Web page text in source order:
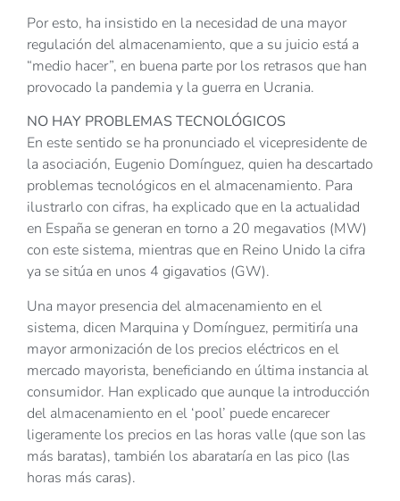
Por esto, ha insistido en la necesidad de una mayor
regulación del almacenamiento, que a su juicio está a
“medio hacer”, en buena parte por los retrasos que han
provocado la pandemia y la guerra en Ucrania.
NO HAY PROBLEMAS TECNOLÓGICOS
En este sentido se ha pronunciado el vicepresidente de
la asociación, Eugenio Domínguez, quien ha descartado
problemas tecnológicos en el almacenamiento. Para
ilustrarlo con cifras, ha explicado que en la actualidad
en España se generan en torno a 20 megavatios (MW)
con este sistema, mientras que en Reino Unido la cifra
ya se sitúa en unos 4 gigavatios (GW).
Una mayor presencia del almacenamiento en el
sistema, dicen Marquina y Domínguez, permitiría una
mayor armonización de los precios eléctricos en el
mercado mayorista, beneficiando en última instancia al
consumidor. Han explicado que aunque la introducción
del almacenamiento en el ‘pool’ puede encarecer
ligeramente los precios en las horas valle (que son las
más baratas), también los abarataría en las pico (las
horas más caras).